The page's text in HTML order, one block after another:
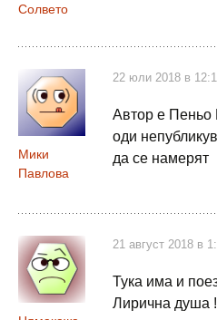
Солвето
Мики
Павлова
22 юли 2018 в
Автор е Пеньо
оди
да се намерят
21 август 2018 в
Тука има и
Лирична душа !